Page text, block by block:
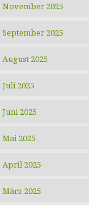
November 2025
September 2025
August 2025
Juli 2025
Juni 2025
Mai 2025
April 2025
März 2025